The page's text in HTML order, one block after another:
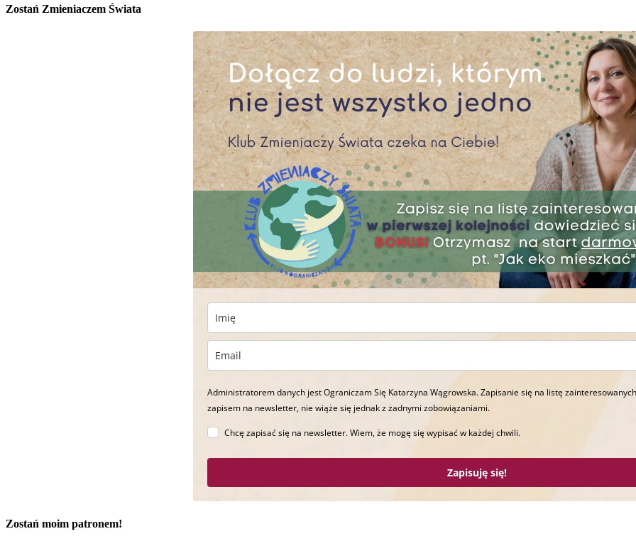
Zostań Zmieniaczem Świata
Administratorem danych jest Ograniczam Się Katarzyna Wągrowska. Zapisanie się na listę
zapisem na newsletter, nie wiąże się jednak z żadnymi zobowiązaniami.
Chcę zapisać się na newsletter. Wiem, że mogę się wypisać w każdej chwili.
Zapisuję się!
Zostań moim patronem!